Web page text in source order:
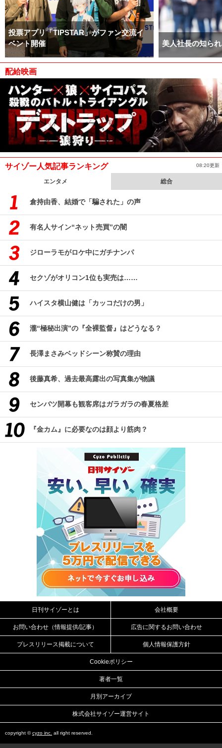
投票アプリ「TIPSTAR」がファン交流イ
ベント開催
美人社長の知ら
配給映画
サイゾー人気記事ランキング 08:20更新
エンタメ 総合
倉持由香、結婚で「騙された」の声
有名人サイン“ネット売買”の闇
ジローラモがロケ中にガチナンパ
セクゾがオリコン1位も実売は……
ハイスタ横山健は「カッコだけの男」
瀧“極秘出演”の『全裸監督』はどうなる？
長澤まさみベッドシーン称賛の理由
後藤真希、過去最高露出の写真集が物議
センバツ開幕も観客席はガラガラの春夏格差
『金カム』に必要なのは顔より筋肉？
日刊サイゾーとは 会社概要
お問い合わせ（情報提供/記事） 広告に関するお問い合わせ
プレスリリース掲載について 個人情報保護方針
Cookieポリシー
著者一覧
月別アーカイブ
株式会社サイゾー運営サイト
copyright ©cyzo inc. all right reserved.